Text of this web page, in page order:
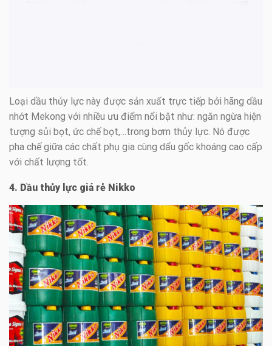
Loại dầu thủy lực này được sản xuất trực tiếp bởi hãng dầu
nhớt Mekong với nhiều ưu điểm nổi bật như: ngăn ngừa hiện
tượng sủi bọt, ức chế bọt,…trong bơm thủy lực. Nó được
pha chế giữa các chất phụ gia cùng dẩu gốc khoáng cao cấp
với chất lượng tốt.
4. Dầu thủy lực giá rẻ Nikko